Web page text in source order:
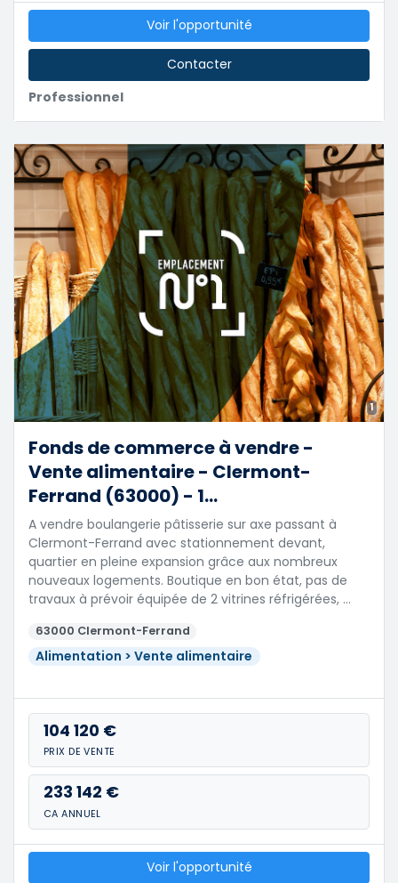
Professionnel
Voir l'opportunité
Contacter
1
Fonds de commerce à vendre -
Vente alimentaire - Clermont-
Ferrand (63000) - 1...
A vendre boulangerie pâtisserie sur axe passant à
Clermont-Ferrand avec stationnement devant,
quartier en pleine expansion grâce aux nombreux
nouveaux logements. Boutique en bon état, pas de
travaux à prévoir équipée de 2 vitrines réfrigérées, …
63000 Clermont-Ferrand
Alimentation > Vente alimentaire
104 120 €
PRIX DE VENTE
233 142 €
CA ANNUEL
Voir l'opportunité